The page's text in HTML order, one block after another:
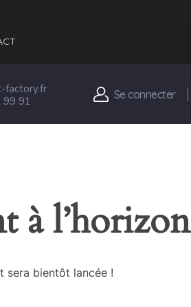
factory.fr
99 91
Se connecter
à l’horizon
sera bientôt lancée !